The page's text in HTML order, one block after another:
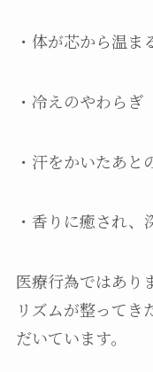
・体が芯から温ま
・冷えのやわらぎ
・汗をかいたあと
・香りに癒され
医療行為ではあり
リズムが整ってき
だいています。